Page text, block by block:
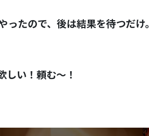
ったので、後は結果を待つだけ。
しい！頼む～！